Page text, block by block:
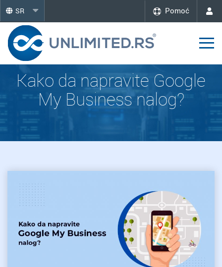
SR Pomoć
Kako da napravite Google
My Business nalog?